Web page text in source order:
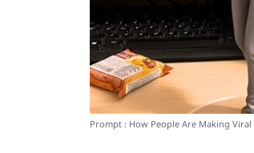
Prompt : How People Are Making